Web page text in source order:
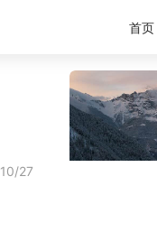
首页
10/27